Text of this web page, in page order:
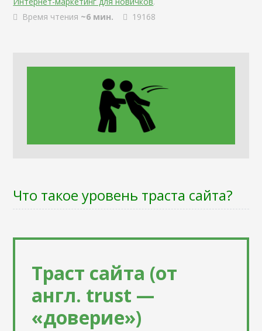
Время чтения ~6 мин. 19168
Что такое уровень траста сайта?
Траст сайта (от
англ. trust —
«доверие»)